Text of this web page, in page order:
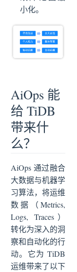
小化。
AiOps 能
给 TiDB
带来什
么？
AiOps 通过融合
大数据与机器学
习算法，将运维
数据（Metrics,
Logs, Traces）
转化为深入的洞
察和自动化的行
动。它为 TiDB
运维带来了以下